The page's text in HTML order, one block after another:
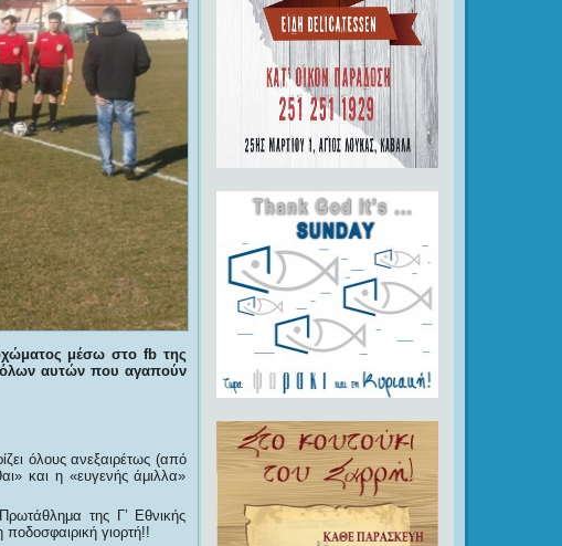
μέσω στο fb της
όλων αυτών που αγαπούν
όλους ανεξαιρέτως (από
και η «ευγενής άμιλλα»
της Γ’ Εθνικής
γιορτή!!